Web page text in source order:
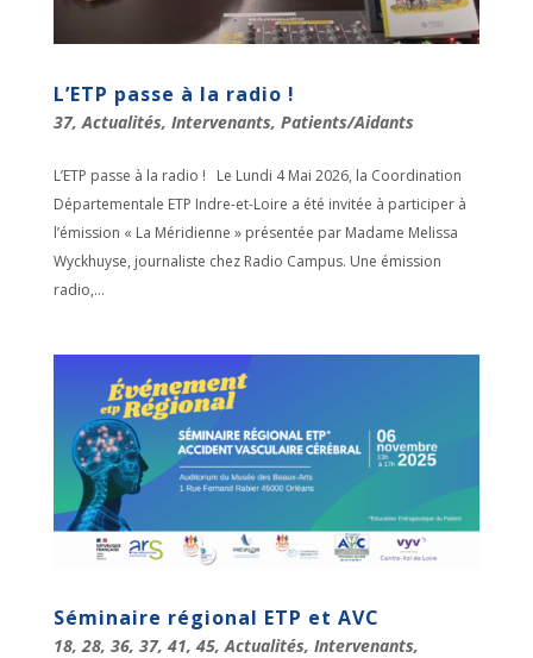
L’ETP passe à la radio !
37, Actualités, Intervenants, Patients/Aidants
L’ETP passe à la radio ! Le Lundi 4 Mai 2026, la Coordination
Départementale ETP Indre-et-Loire a été invitée à participer à
l’émission « La Méridienne » présentée par Madame Melissa
Wyckhuyse, journaliste chez Radio Campus. Une émission
radio,...
Séminaire régional ETP et AVC
18, 28, 36, 37, 41, 45, Actualités, Intervenants,